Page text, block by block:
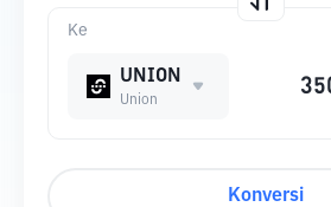
Ke
UNION
Union
Konversi